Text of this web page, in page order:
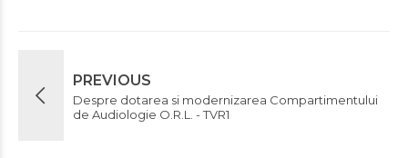
PREVIOUS
Despre dotarea si modernizarea Compartimentului
de Audiologie O.R.L. - TVR1